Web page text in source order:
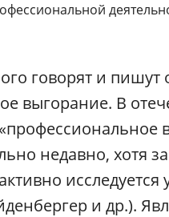
говорят и пишут
выгорание. В
недавно, хотя
исследуется
и др.).